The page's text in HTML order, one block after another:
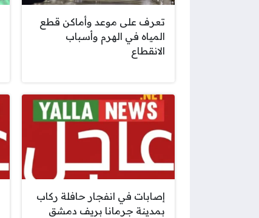
تعرف على موعد وأماكن قطع
المياه في الهرم وأسباب
الانقطاع
إصابات في انفجار حافلة ركاب
بمدينة جرمانا بريف دمشق